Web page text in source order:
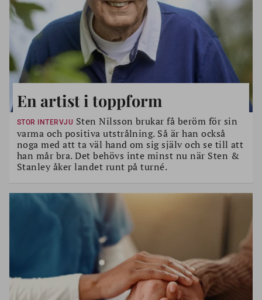
En artist i toppform
STOR INTERVJU Sten Nilsson brukar få beröm för sin
varma och positiva utstrålning. Så är han också
noga med att ta väl hand om sig själv och se till att
han mår bra. Det behövs inte minst nu när Sten &
Stanley åker landet runt på turné.